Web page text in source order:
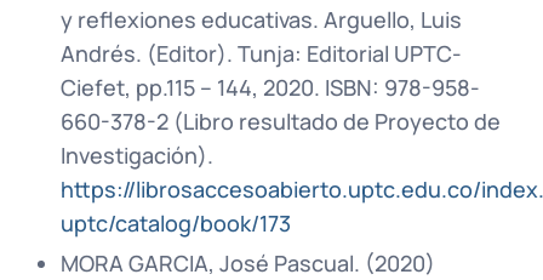
y reflexiones educativas. Arguello, Luis
Andrés. (Editor). Tunja: Editorial UPTC-
Ciefet, pp.115 – 144, 2020. ISBN: 978-958-
660-378-2 (Libro resultado de Proyecto de
Investigación).
https://librosaccesoabierto.uptc.edu.co/
uptc/catalog/book/173
MORA GARCIA, José Pascual. (2020)